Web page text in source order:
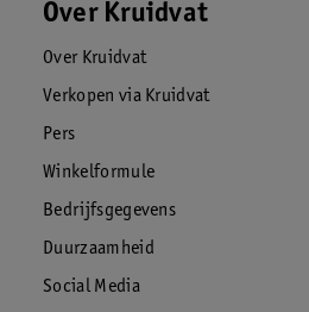
Over Kruidvat
Over Kruidvat
Verkopen via Kruidvat
Pers
Winkelformule
Bedrijfsgegevens
Duurzaamheid
Social Media